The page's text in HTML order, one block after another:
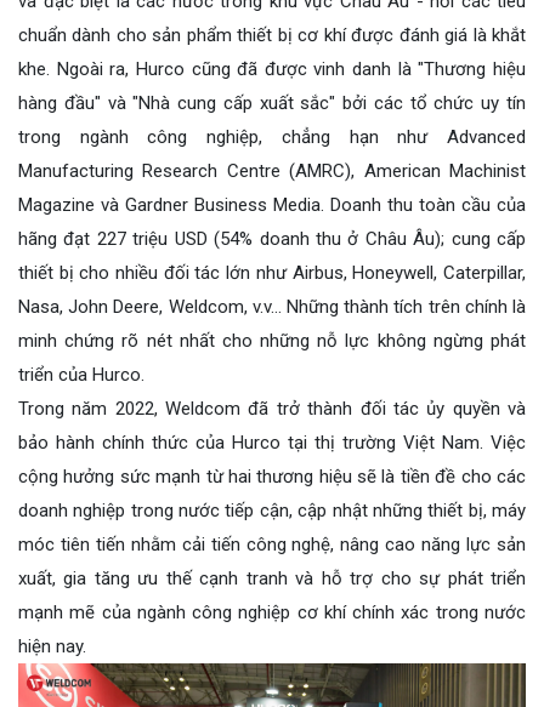
chuẩn dành cho sản phẩm thiết bị cơ khí được đánh giá là khắt
khe. Ngoài ra, Hurco cũng đã được vinh danh là "Thương hiệu
hàng đầu" và "Nhà cung cấp xuất sắc" bởi các tổ chức uy tín
trong ngành công nghiệp, chẳng hạn như Advanced
Manufacturing Research Centre (AMRC), American Machinist
Magazine và Gardner Business Media. Doanh thu toàn cầu của
hãng đạt 227 triệu USD (54% doanh thu ở Châu Âu); cung cấp
thiết bị cho nhiều đối tác lớn như Airbus, Honeywell, Caterpillar,
Nasa, John Deere, Weldcom, v.v… Những thành tích trên chính là
minh chứng rõ nét nhất cho những nỗ lực không ngừng phát
triển của Hurco.
Trong năm 2022, Weldcom đã trở thành đối tác ủy quyền và
bảo hành chính thức của Hurco tại thị trường Việt Nam. Việc
cộng hưởng sức mạnh từ hai thương hiệu sẽ là tiền đề cho các
doanh nghiệp trong nước tiếp cận, cập nhật những thiết bị, máy
móc tiên tiến nhằm cải tiến công nghệ, nâng cao năng lực sản
xuất, gia tăng ưu thế cạnh tranh và hỗ trợ cho sự phát triển
mạnh mẽ của ngành công nghiệp cơ khí chính xác trong nước
hiện nay.